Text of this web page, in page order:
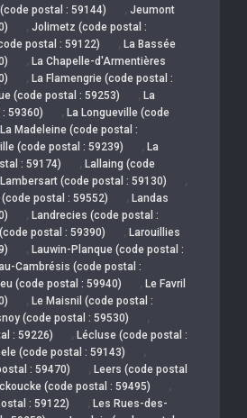
postal : 59144) , Jeumont
, Jolimetz (code postal :
postal : 59122) , La Bassée
, La Chapelle-d'Armentières
, La Flamengrie (code postal :
(code postal : 59253) , La
59360)
, La Longueville (code
La Madeleine (code postal :
(code postal : 59239) , La
: 59174)
, Lallaing (code
Lambersart (code postal : 59130) ,
postal : 59552) , Landas
, Landrecies (code postal :
postal : 59390) , Larouillies
, Lauwin-Planque (code postal :
Cambrésis (code postal :
(code postal : 59940) , Le Favril
, Le Maisnil (code postal :
(code postal : 59530) ,
: 59226) , Lécluse (code postal :
(code postal : 59143) ,
: 59470) , Leers (code postal
(code postal : 59495) ,
: 59122) , Les Rues-des-